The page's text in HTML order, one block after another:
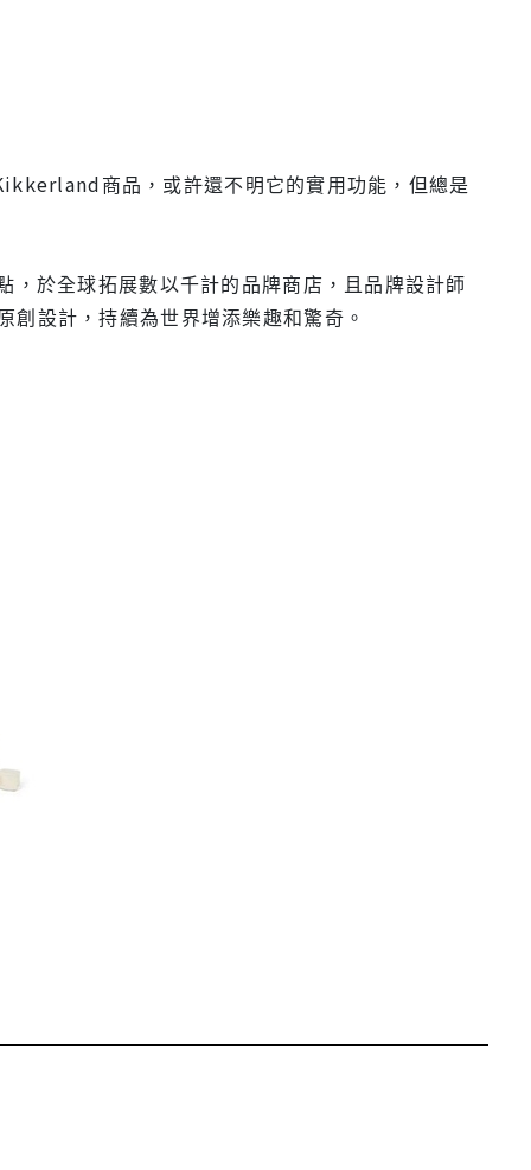
商品，或許還不明它的實用功能，但總是
於全球拓展數以千計的品牌商店，且品牌設計師
設計，持續為世界增添樂趣和驚奇。